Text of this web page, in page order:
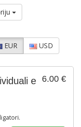
EUR USD
6.00 €
e